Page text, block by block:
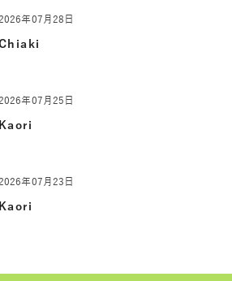
年07月28日
年07月25日
Kaori
年07月23日
Kaori